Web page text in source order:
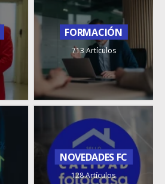
FORMACIÓN
713 Artículos
NOVEDADES FC
128 Artículos